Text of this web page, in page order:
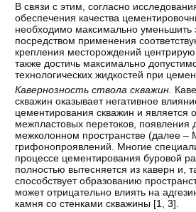
В связи с этим, согласно
обеспечения качества
необходимо максимально уменьшить
посредством применения
крепления месторождений
также достичь максимально
технологических жидкостей при
Кавернозность ствола скважин.
скважин оказывает негативное
цементирования скважин и является
межпластовых перетоков, появления
межколонном пространстве (далее –
грифонопроявлений. Многие
процессе цементирования буровой
полностью вытесняется из каверн и,
способствует образованию
может отрицательно влиять на
камня со стенками скважины [1 ,3].